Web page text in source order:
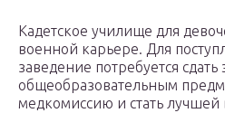
Кадетское училище для
военной карьере. Для
заведение потребуется
общеобразовательным
медкомиссию и стать лучшей